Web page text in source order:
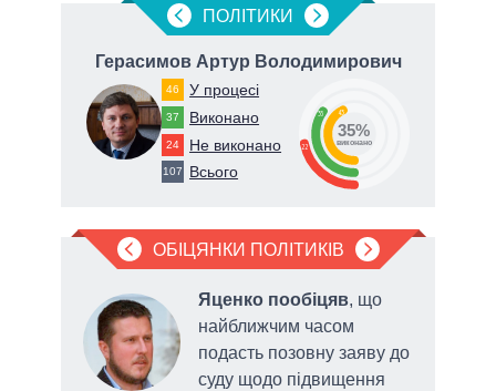
ПОЛIТИКИ
Герасимов Артур Володимирович
46 У процесі
37 Виконано
24 Не виконано
107 Всього
22
35 43
35%
виконано
ОБІЦЯНКИ ПОЛІТИКІВ
Яценко пообіцяв, що
найближчим часом
подасть позовну заяву до
суду щодо підвищення